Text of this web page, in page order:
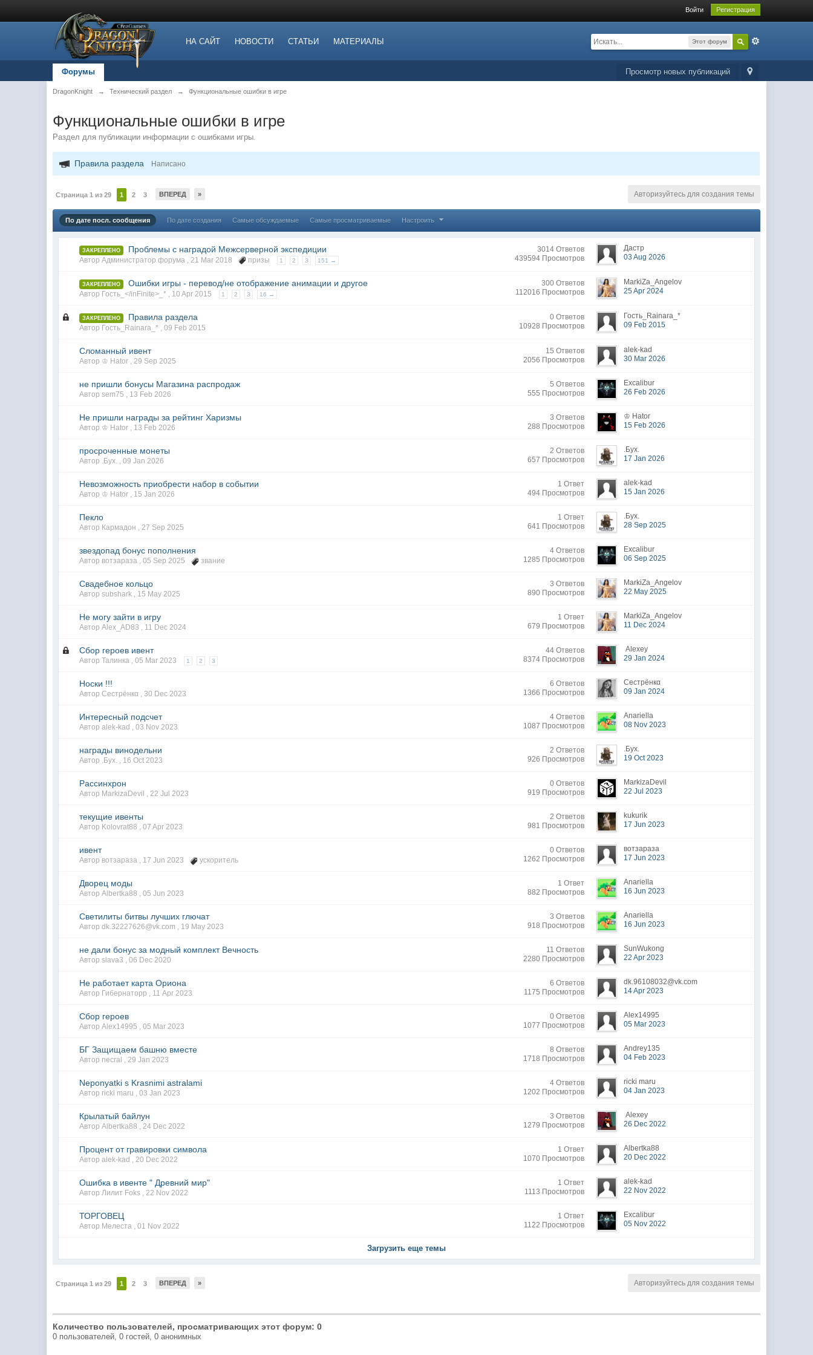
Войти Регистрация
НА САЙТ НОВОСТИ СТАТЬИ МАТЕРИАЛЫ Этот форум
Просмотр новых публикаций
Форумы
DragonKnight → Технический раздел → Функциональные ошибки в игре
Функциональные ошибки в игре
Раздел для публикации информации с ошибками игры.
Правила раздела Написано
Страница 1 из 29 1 2 3 ВПЕРЕД » Авторизуйтесь для создания темы
По дате посл. сообщения По дате создания Самые обсуждаемые Самые просматриваемые Настроить
ЗАКРЕПЛЕНО Проблемы с наградой Межсерверной экспедиции
Автор Администратор форума , 21 Mar 2018 призы 1 2 3 151 →
3014 Ответов
439594 Просмотров
Дастр
03 Aug 2026
ЗАКРЕПЛЕНО Ошибки игры - перевод/не отображение анимации и другое
Автор Гость_</inFinite>_* , 10 Apr 2015 1 2 3 16 →
300 Ответов
112016 Просмотров
MarkiZa_Angelov
25 Apr 2024
ЗАКРЕПЛЕНО Правила раздела
Автор Гость_Rainara_* ,09 Feb 2015
0 Ответов
10928 Просмотров
Гость_Rainara_*
09 Feb 2015
Сломанный ивент
Автор ♔ Hator ,29 Sep 2025
15 Ответов
2056 Просмотров
alek-kad
30 Mar 2026
не пришли бонусы Магазина распродаж
Автор sem75 , 13 Feb 2026
5 Ответов
555 Просмотров
Excalibur
26 Feb 2026
Не пришли награды за рейтинг Харизмы
Автор ♔ Hator , 13 Feb 2026
3 Ответов
288 Просмотров
♔ Hator
15 Feb 2026
просроченные монеты
Автор .Бyx. ,09 Jan 2026
2 Ответов
657 Просмотров
.Бyx.
17 Jan 2026
Невозможность приобрести набор в событии
Автор ♔ Hator , 15 Jan 2026
1 Ответ
494 Просмотров
alek-kad
15 Jan 2026
Пекло
Автор Кармадон ,27 Sep 2025
1 Ответ
641 Просмотров
.Бyx.
28 Sep 2025
звездопад бонус пополнения
Автор вотзараза ,05 Sep 2025 звание
4 Ответов
1285 Просмотров
Excalibur
06 Sep 2025
Свадебное кольцо
Автор subshark , 15 May 2025
3 Ответов
890 Просмотров
MarkiZa_Angelov
22 May 2025
Не могу зайти в игру
Автор Alex_AD83 , 11 Dec 2024
1 Ответ
679 Просмотров
MarkiZa_Angelov
11 Dec 2024
Сбор героев ивент
Автор Талинка ,05 Mar 2023 1 2 3
44 Ответов
8374 Просмотров
Alexey
29 Jan 2024
Носки !!!
Автор Сестрёнкα ,30 Dec 2023
6 Ответов
1366 Просмотров
Сестрёнкα
09 Jan 2024
Интересный подсчет
Автор alek-kad ,03 Nov 2023
4 Ответов
1087 Просмотров
Anariella
08 Nov 2023
награды винодельни
Автор .Бyx. , 16 Oct 2023
2 Ответов
926 Просмотров
.Бyx.
19 Oct 2023
Рассинхрон
Автор MarkizaDevil ,22 Jul 2023
0 Ответов
919 Просмотров
MarkizaDevil
22 Jul 2023
текущие ивенты
Автор Kolovrat88 ,07 Apr 2023
2 Ответов
981 Просмотров
kukurik
17 Jun 2023
ивент
Автор вотзараза , 17 Jun 2023 ускоритель
0 Ответов
1262 Просмотров
вотзараза
17 Jun 2023
Дворец моды
Автор Albertka88 ,05 Jun 2023
1 Ответ
882 Просмотров
Anariella
16 Jun 2023
Светилиты битвы лучших глючат
Автор dk.32227626@vk.com , 19 May 2023
3 Ответов
918 Просмотров
Anariella
16 Jun 2023
не дали бонус за модный комплект Вечность
Автор slava3 ,06 Dec 2020
11 Ответов
2280 Просмотров
SunWukong
22 Apr 2023
Не работает карта Ориона
Автор Гибернаторр , 11 Apr 2023
6 Ответов
1175 Просмотров
dk.96108032@vk.com
14 Apr 2023
Сбор героев
Автор Alex14995 ,05 Mar 2023
0 Ответов
1077 Просмотров
Alex14995
05 Mar 2023
БГ Защищаем башню вместе
Автор necral ,29 Jan 2023
8 Ответов
1718 Просмотров
Andrey135
04 Feb 2023
Neponyatki s Krasnimi astralami
Автор ricki maru ,03 Jan 2023
4 Ответов
1202 Просмотров
ricki maru
04 Jan 2023
Крылатый байлун
Автор Albertka88 ,24 Dec 2022
3 Ответов
1279 Просмотров
Alexey
26 Dec 2022
Процент от гравировки символа
Автор alek-kad ,20 Dec 2022
1 Ответ
1070 Просмотров
Albertka88
20 Dec 2022
Ошибка в ивенте " Древний мир"
Автор Лилит Foks ,22 Nov 2022
1 Ответ
1113 Просмотров
alek-kad
22 Nov 2022
ТОРГОВЕЦ
Автор Мелеста ,01 Nov 2022
1 Ответ
1122 Просмотров
Excalibur
05 Nov 2022
Загрузить еще темы
Страница 1 из 29 1 2 3 ВПЕРЕД » Авторизуйтесь для создания темы
Количество пользователей, просматривающих этот форум: 0
0 пользователей, 0 гостей, 0 анонимных